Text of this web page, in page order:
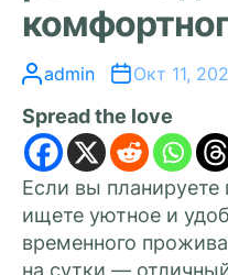
admin Окт 11,
Spread the love
Если вы
ищете уютное и
временного
на сутки —